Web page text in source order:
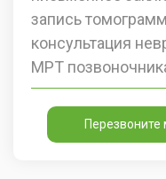
запись
консультация
МРТ
Перезвоните